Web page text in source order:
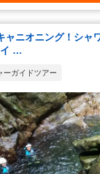
ャニオニング！シャ
イ …
ーガイドツアー
ング・トレッキング
クライミング
オニング・川下り 観光